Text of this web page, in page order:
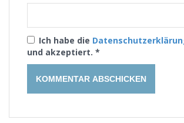
Ich habe die
und akzeptiert. *